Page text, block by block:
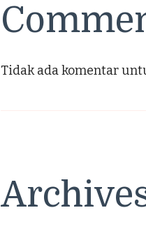
Tidak ada komentar